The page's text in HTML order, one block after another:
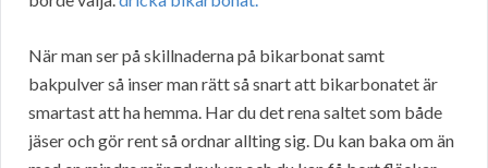
När man ser på skillnaderna på bikarbonat samt
bakpulver så inser man rätt så snart att bikarbonatet är
smartast att ha hemma. Har du det rena saltet som både
jäser och gör rent så ordnar allting sig. Du kan baka om än